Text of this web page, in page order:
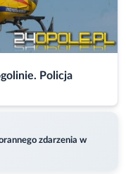
Policja
zdarzenia w